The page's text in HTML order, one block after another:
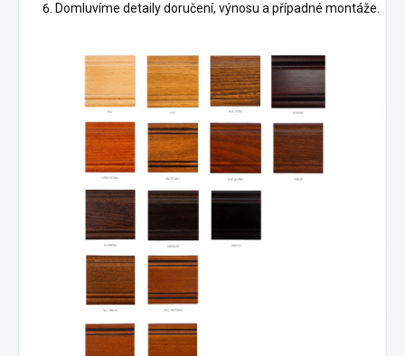
Domluvíme detaily doručení, výnosu a případné montáže.